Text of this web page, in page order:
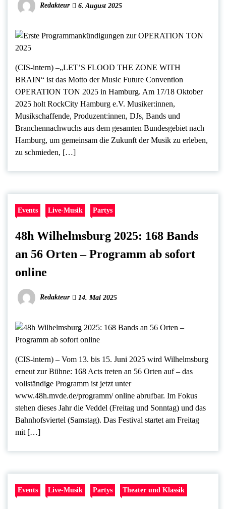
Redakteur 6. August 2025
(CIS-intern) –„LET’S FLOOD THE ZONE WITH
BRAIN“ ist das Motto der Music Future Convention
OPERATION TON 2025 in Hamburg. Am 17/18 Oktober
2025 holt RockCity Hamburg e.V. Musiker:innen,
Musikschaffende, Produzent:innen, DJs, Bands und
Branchennachwuchs aus dem gesamten Bundesgebiet nach
Hamburg, um gemeinsam die Zukunft der Musik zu erleben,
zu schmieden, […]
Events Live-Musik Partys
48h Wilhelmsburg 2025: 168 Bands
an 56 Orten – Programm ab sofort
online
Redakteur 14. Mai 2025
(CIS-intern) – Vom 13. bis 15. Juni 2025 wird Wilhelmsburg
erneut zur Bühne: 168 Acts treten an 56 Orten auf – das
vollständige Programm ist jetzt unter
www.48h.mvde.de/programm/ online abrufbar. Im Fokus
stehen dieses Jahr die Veddel (Freitag und Sonntag) und das
Bahnhofsviertel (Samstag). Das Festival startet am Freitag
mit […]
Events Live-Musik Partys Theater und Klassik